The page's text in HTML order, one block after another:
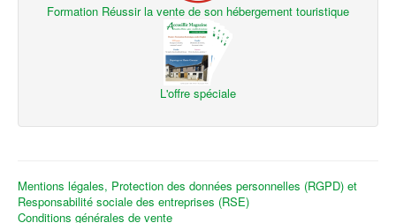
Formation Réussir la vente de son hébergement touristique
L'offre spéciale
Mentions légales, Protection des données personnelles (RGPD) et
Responsabilité sociale des entreprises (RSE)
Conditions générales de vente